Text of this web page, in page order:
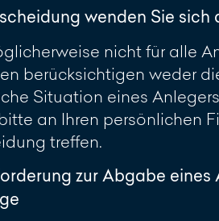
wenden Sie sich
nicht für alle
berücksichtigen weder
Situation eines
an Ihren persönlichen
treffen.
zur Abgabe